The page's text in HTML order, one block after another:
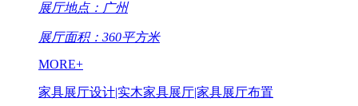
展厅地点：广州
展厅面积：360平方米
MORE+
家具展厅设计|实木家具展厅|家具展厅布置